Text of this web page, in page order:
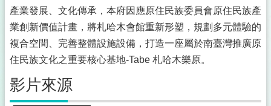
產業發展、文化傳承，本府因應原住民族委員會原住民族產
業創新價值計畫，將札哈木會館重新形塑，規劃多元體驗的
複合空間、完善整體設施設備，打造一座屬於南臺灣推廣原
住民族文化之重要核心基地-Tabe 札哈木樂原。
影片來源